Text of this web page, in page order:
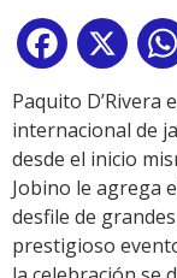
Facebook
X
Paquito D’Rivera
internacional de
desde el inicio
Jobino le agrega
desfile de
prestigioso